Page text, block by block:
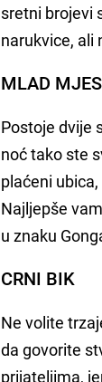
sretni brojevi
narukvice, ali
MLAD
Postoje dvije
noć tako ste
plaćeni
Najljepše
u znaku
CRNI BIK
Ne volite
da govorite
prijateljima,